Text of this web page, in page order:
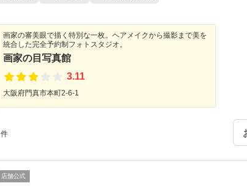
画家の審美眼で描く特別な一枚。ヘアメイクから撮影まで美を
統合した完全予約制フォトスタジオ。
画家の目写真館
3.11
大阪府門真市本町2-6-1
件
店舗公式